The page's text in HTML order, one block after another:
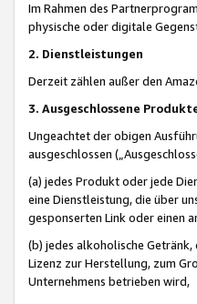
Im Rahmen des
physische oder digitale
2. Dienstleistungen
Derzeit zählen außer den
3. Ausgeschlossene
Ungeachtet der obigen
ausgeschlossen
(a) jedes Produkt oder jede
eine Dienstleistung, die über
gesponserten Link oder einen
(b) jedes alkoholische
Lizenz zur Herstellung, zum
Unternehmens betrieben wird,